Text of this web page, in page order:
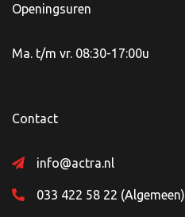
Openingsuren
Ma. t/m vr. 08:30-17:00u
Contact
info@actra.nl
033 422 58 22 (Algemeen)